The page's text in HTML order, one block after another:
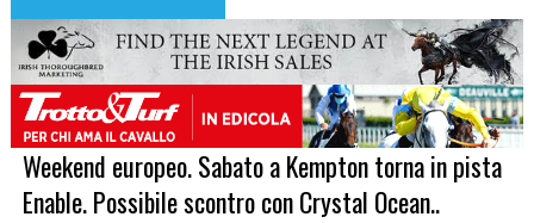
Weekend europeo. Sabato a Kempton torna in pista
Enable. Possibile scontro con Crystal Ocean..